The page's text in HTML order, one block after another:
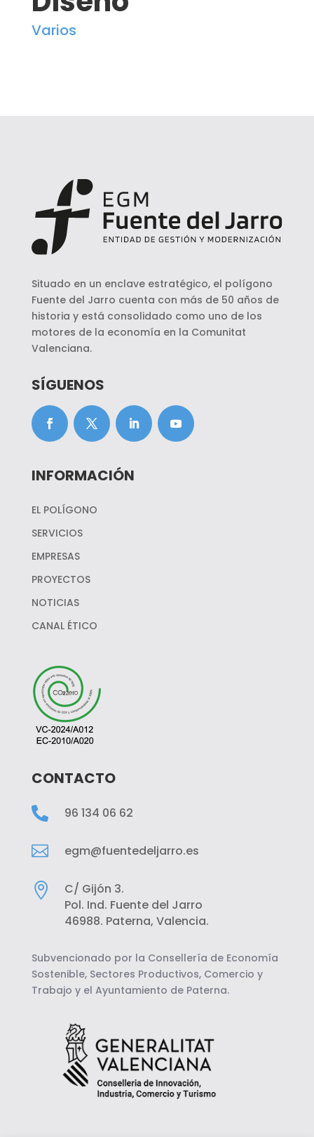
Varios
Situado en un enclave estratégico, el polígono
Fuente del Jarro cuenta con más de 50 años de
historia y está consolidado como uno de los
motores de la economía en la Comunitat
Valenciana.
SÍGUENOS
INFORMACIÓN
EL POLÍGONO
SERVICIOS
EMPRESAS
PROYECTOS
NOTICIAS
CANAL ÉTICO
CONTACTO
 96 134 06 62
 egm@fuentedeljarro.es

C/ Gijón 3.
Pol. Ind. Fuente del Jarro
46988. Paterna, Valencia.
Subvencionado por la Consellería de Economía
Sostenible, Sectores Productivos, Comercio y
Trabajo y el Ayuntamiento de Paterna.